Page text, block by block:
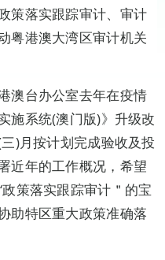
策落实跟踪审计、审计
粤港澳大湾区审计机关
澳台办公室去年在疫情
施系统(澳门版)》升级改
)月按计划完成验收及投
近年的工作概况，希望
策落实跟踪审计＂的宝
助特区重大政策准确落